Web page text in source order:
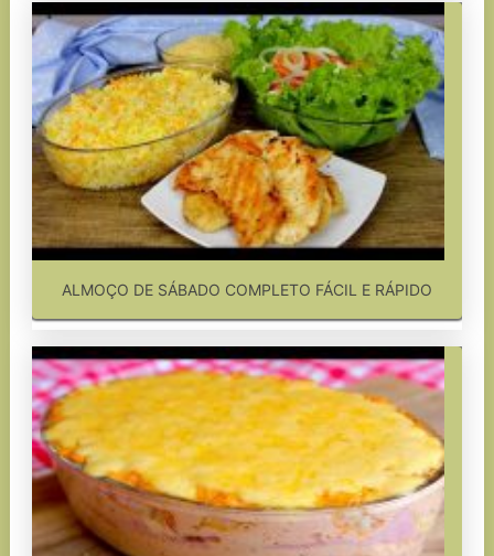
ALMOÇO DE SÁBADO COMPLETO FÁCIL E RÁPIDO